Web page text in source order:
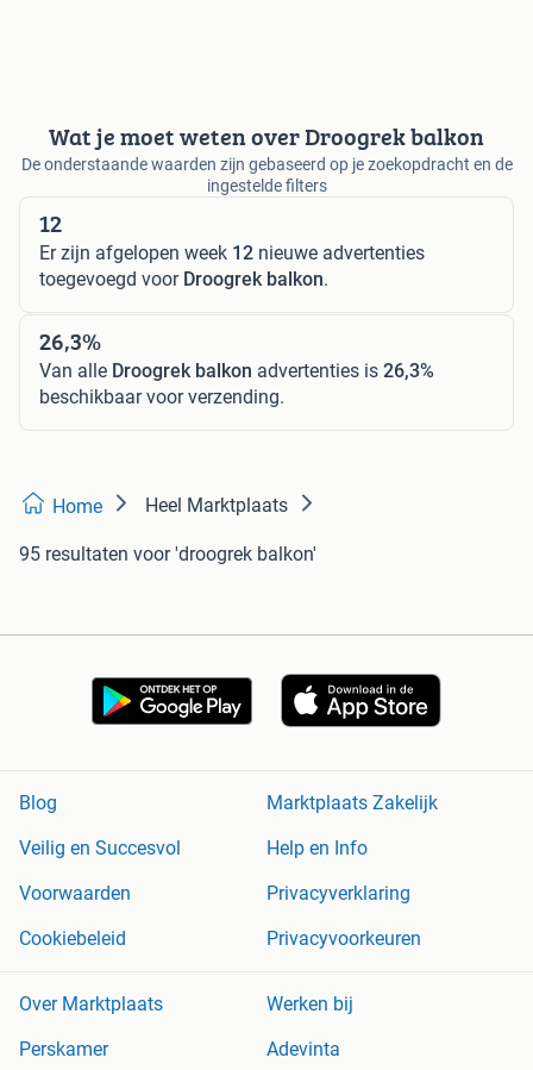
Wat je moet weten over Droogrek balkon
De onderstaande waarden zijn gebaseerd op je zoekopdracht en de
ingestelde filters
12
Er zijn afgelopen week 12 nieuwe advertenties
toegevoegd voor Droogrek balkon.
26,3%
Van alle Droogrek balkon advertenties is 26,3%
beschikbaar voor verzending.
Home Heel Marktplaats
95 resultaten voor 'droogrek balkon'
Blog
Marktplaats Zakelijk
Veilig en Succesvol
Help en Info
Voorwaarden
Privacyverklaring
Cookiebeleid
Privacyvoorkeuren
Over Marktplaats
Werken bij
Perskamer
Adevinta